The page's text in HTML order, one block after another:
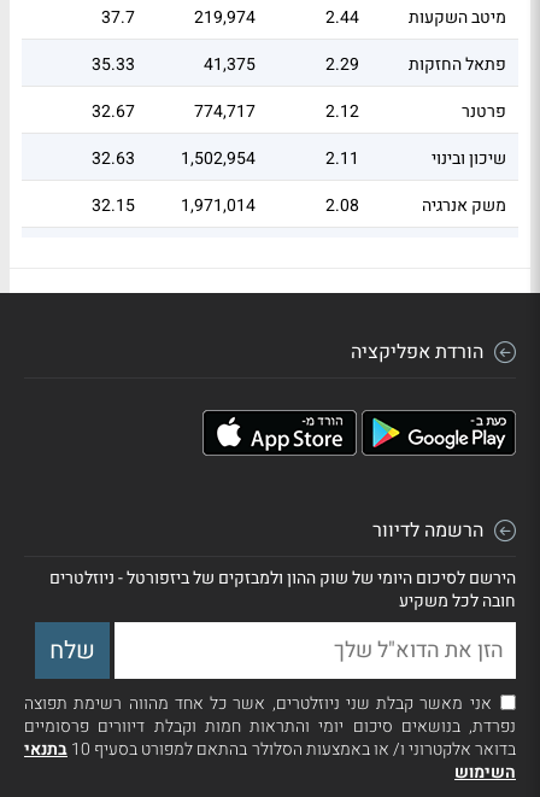
מיטב השקעות
2.44
219,974
37.7
פתאל החזקות
2.29
41,375
35.33
פרטנר
2.12
774,717
32.67
שיכון ובינוי
2.11
1,502,954
32.63
משק אנרגיה
2.08
1,971,014
32.15
הורדת אפליקציה
הרשמה לדיוור
הירשם לסיכום היומי של שוק ההון ולמבזקים של ביזפורטל - ניוזלטרים
חובה לכל משקיע
אני מאשר קבלת שני ניוזלטרים, אשר כל אחד מהווה רשימת תפוצה
נפרדת, בנושאים סיכום יומי והתראות חמות וקבלת דיוורים פרסומיים
בדואר אלקטרוני ו/ או באמצעות הסלולר בהתאם למפורט בסעיף 10
בתנאי
השימוש